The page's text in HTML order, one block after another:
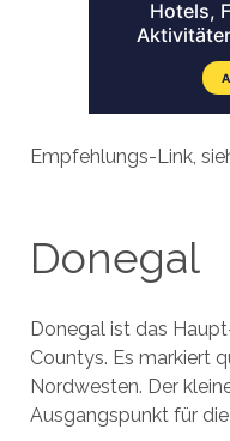
Empfehlungs-Link,
Donegal
Donegal ist das
Countys. Es markiert
Nordwesten. Der
Ausgangspunkt für die